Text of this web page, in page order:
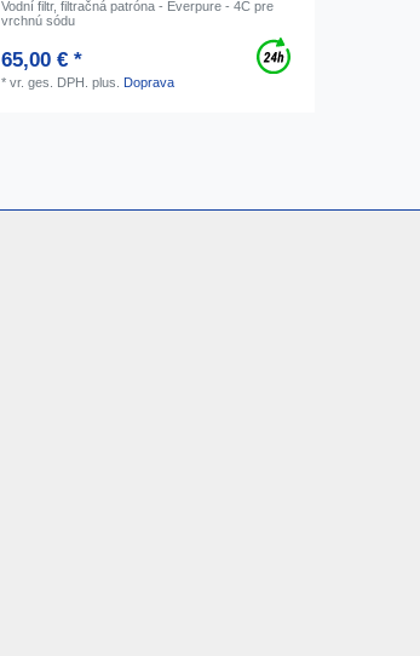
Vodní filtr, filtračná patróna - Everpure - 4C pre
vrchnú sódu
65,00 € *
*vr. ges. DPH. plus. Doprava